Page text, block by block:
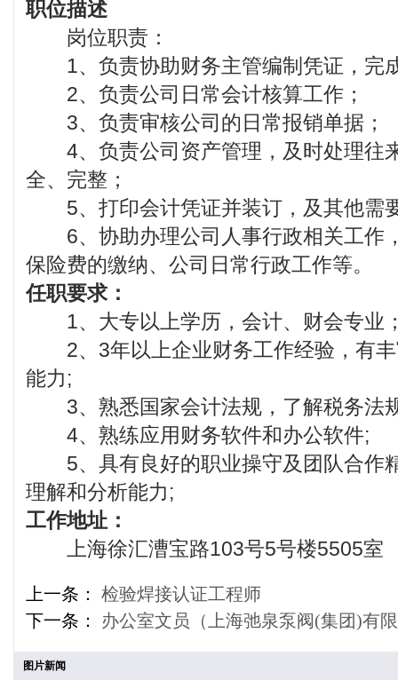
职位描述
岗位职责：
1、负责协助财务主管编制凭证，完
2、负责公司日常会计核算工作；
3、负责审核公司的日常报销单据；
4、负责公司资产管理，及时处理往
全、完整；
5、打印会计凭证并装订，及其他需
6、协助办理公司人事行政相关工作
保险费的缴纳、公司日常行政工作等。
任职要求：
1、大专以上学历，会计、财会专业
2、3年以上企业财务工作经验，有丰
能力;
3、熟悉国家会计法规，了解税务法
4、熟练应用财务软件和办公软件;
5、具有良好的职业操守及团队合作
理解和分析能力;
工作地址：
上海徐汇漕宝路103号5号楼5505室
上一条： 检验焊接认证工程师
下一条：
办公室文员（上海弛泉泵阀(集团)有
图片新闻